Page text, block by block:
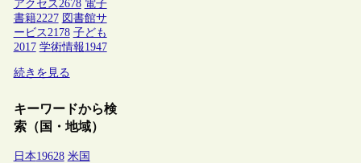
アクセス2678 電子
書籍2227 図書館サ
ービス2178 子ども
2017 学術情報1947
続きを見る
キーワードから検
索（国・地域）
日本19628 米国